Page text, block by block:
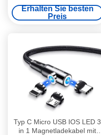
Dreh mit Datenübertragung
Erhalten Sie besten
Preis
Typ C Micro USB IOS LED 3
in 1 Magnetladekabel mit